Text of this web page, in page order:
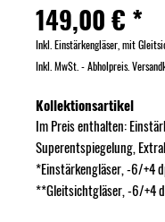
149,00 € *
Inkl. Einstärkengläser, mit
Inkl. MwSt. - Abholpreis.
Kollektionsartikel
Im Preis enthalten:
Superentspiegelung,
*Einstärkengläser, -6/+4
**Gleitsichtgläser, -6/+4